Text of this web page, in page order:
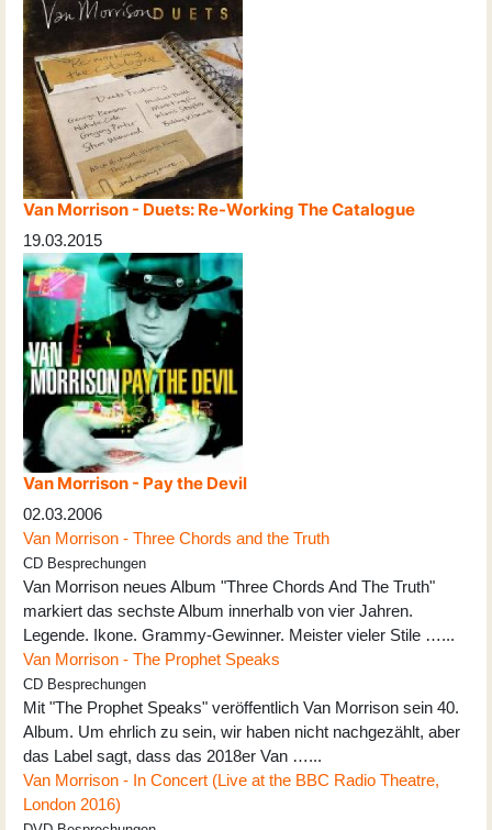
Van Morrison - Duets: Re-Working The Catalogue
19.03.2015
Van Morrison - Pay the Devil
02.03.2006
Van Morrison - Three Chords and the Truth
CD Besprechungen
Van Morrison neues Album "Three Chords And The Truth"
markiert das sechste Album innerhalb von vier Jahren.
Legende. Ikone. Grammy-Gewinner. Meister vieler Stile …...
Van Morrison - The Prophet Speaks
CD Besprechungen
Mit "The Prophet Speaks" veröffentlich Van Morrison sein 40.
Album. Um ehrlich zu sein, wir haben nicht nachgezählt, aber
das Label sagt, dass das 2018er Van …...
Van Morrison - In Concert (Live at the BBC Radio Theatre,
London 2016)